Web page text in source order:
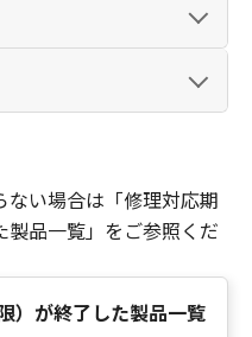
TR：プリント・コピ
ー・スキャン）
い場合は「修理対応期
品一覧」をご参照くだ
）が終了した製品一覧